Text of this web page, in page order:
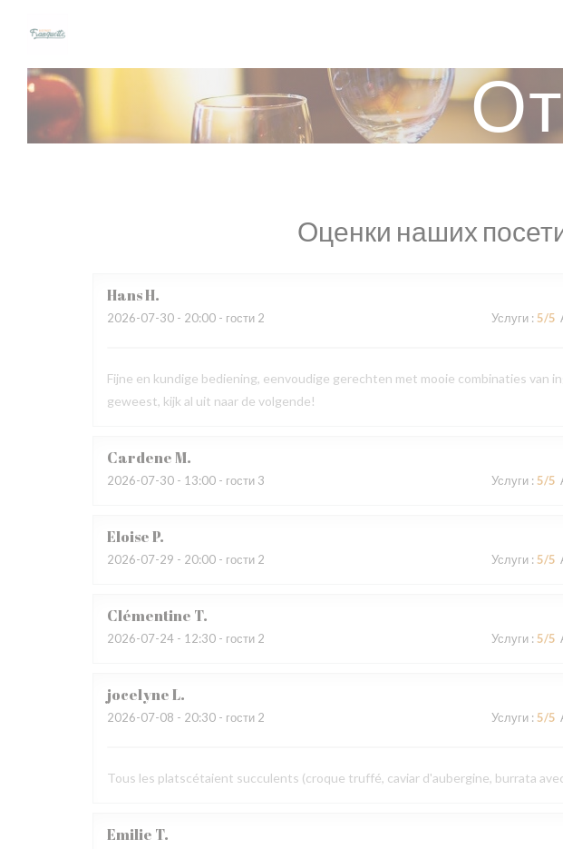
Оценки наших
HansH
2026-07-30 - 20:00 - гости 2 Услуги: 5/5
Fijne en kundige bediening, eenvoudige gerechten met mooie combinaties van
geweest, kijk al uit naar de volgende!
CardeneM
2026-07-30 - 13:00 - гости 3 Услуги: 5/5
EloiseP
2026-07-29 - 20:00 - гости 2 Услуги: 5/5
Clémentine T
2026-07-24 - 12:30 - гости 2 Услуги: 5/5
jocelyneL
2026-07-08 - 20:30 - гости 2 Услуги: 5/5
Tous les platscétaient succulents (croque truffé, caviar d'aubergine, burrata
Emilie T